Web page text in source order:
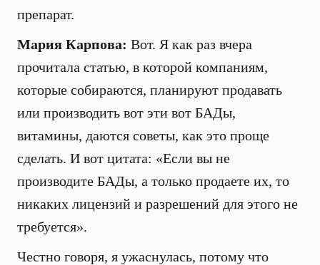
препарат.
Мария Карпова: Вот. Я как раз вчера
прочитала статью, в которой компаниям,
которые собираются, планируют продавать
или производить вот эти вот БАДы,
витамины, даются советы, как это проще
сделать. И вот цитата: «Если вы не
производите БАДы, а только продаете их, то
никаких лицензий и разрешений для этого не
требуется».
Честно говоря, я ужаснулась, потому что